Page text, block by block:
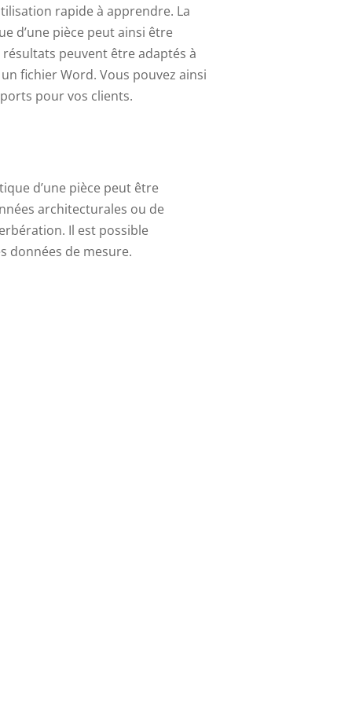
rapide à apprendre. La
d’une pièce peut ainsi être
peuvent être adaptés à
fichier Word. Vous pouvez ainsi
pour vos clients.
d’une pièce peut être
architecturales ou de
Il est possible
données de mesure.